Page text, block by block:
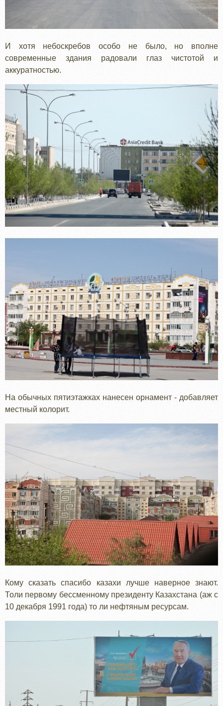
И хотя небоскребов особо не было, но вполне
современные здания радовали глаз чистотой и
аккуратностью.
На обычных пятиэтажках нанесен орнамент - добавляет
местный колорит.
Кому сказать спасибо казахи лучше наверное знают.
Толи первому бессменному президенту Казахстана (аж с
10 декабря 1991 года) то ли нефтяным ресурсам.